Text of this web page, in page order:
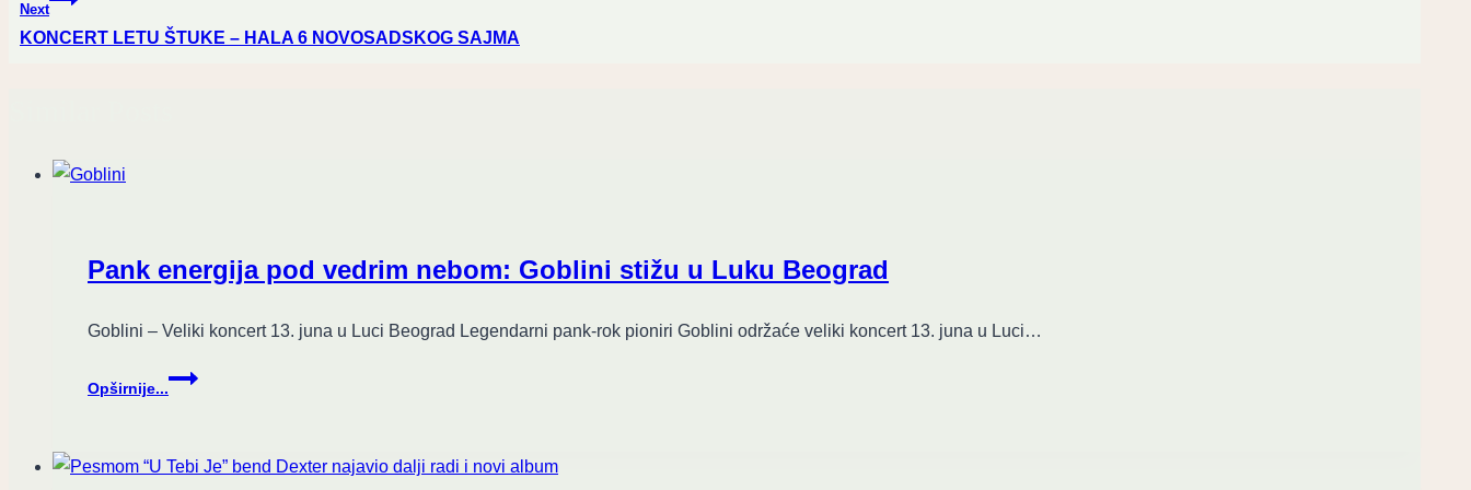
Next
KONCERT LETU ŠTUKE – HALA 6 NOVOSADSKOG SAJMA
Pank energija pod vedrim nebom: Goblini stižu u Luku Beograd
Goblini – Veliki koncert 13. juna u Luci Beograd Legendarni pank-rok pioniri Goblini održaće veliki koncert 13. juna u Luci…
Opširnije...
Pank
energija
nebom: